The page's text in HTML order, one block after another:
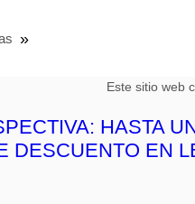
Este sitio web
HASTA
DESCUENTO EN